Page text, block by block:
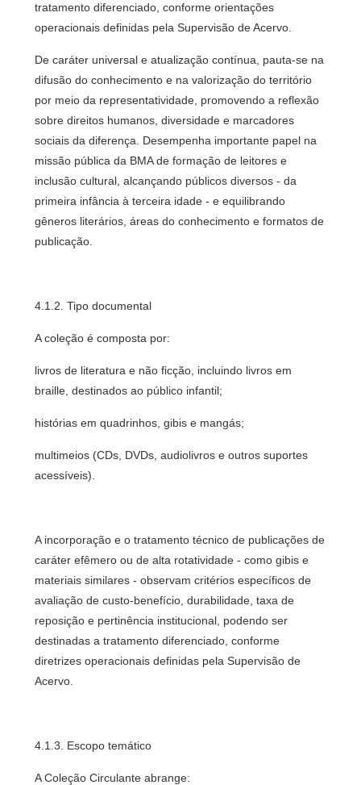
tratamento diferenciado, conforme orientações
operacionais definidas pela Supervisão de Acervo.
De caráter universal e atualização contínua, pauta-se na
difusão do conhecimento e na valorização do território
por meio da representatividade, promovendo a reflexão
sobre direitos humanos, diversidade e marcadores
sociais da diferença. Desempenha importante papel na
missão pública da BMA de formação de leitores e
inclusão cultural, alcançando públicos diversos - da
primeira infância à terceira idade - e equilibrando
gêneros literários, áreas do conhecimento e formatos de
publicação.
4.1.2. Tipo documental
A coleção é composta por:
livros de literatura e não ficção, incluindo livros em
braille, destinados ao público infantil;
histórias em quadrinhos, gibis e mangás;
multimeios (CDs, DVDs, audiolivros e outros suportes
acessíveis).
A incorporação e o tratamento técnico de publicações de
caráter efêmero ou de alta rotatividade - como gibis e
materiais similares - observam critérios específicos de
avaliação de custo-benefício, durabilidade, taxa de
reposição e pertinência institucional, podendo ser
destinadas a tratamento diferenciado, conforme
diretrizes operacionais definidas pela Supervisão de
Acervo.
4.1.3. Escopo temático
A Coleção Circulante abrange: